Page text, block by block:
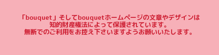
「bouquet」そしてbouquetホームページの文章やデザインは
知的財産権法によって保護されています。
無断でのご利用をお控え下さいますようお願いいたします。